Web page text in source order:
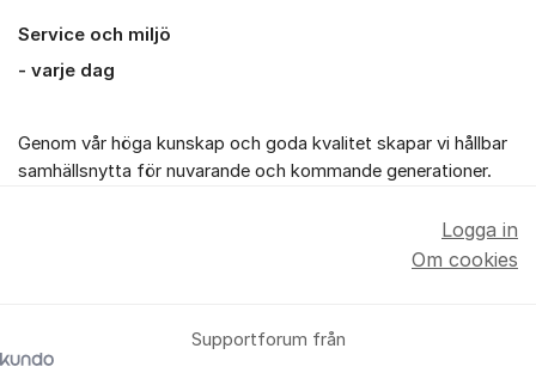
Service och miljö
- varje dag
Genom vår höga kunskap och goda kvalitet skapar vi hållbar
samhällsnytta för nuvarande och kommande generationer.
Supportforum från
Logga in
Om cookies